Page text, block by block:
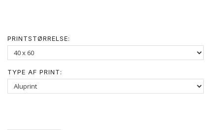
PRINTSTØRRELSE:
TYPE AF PRINT: